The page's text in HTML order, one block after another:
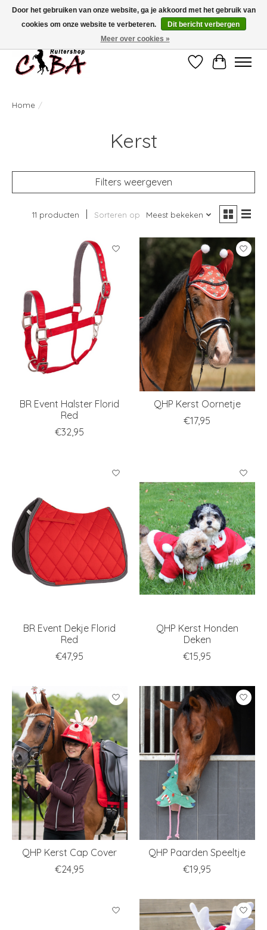
Bij vragen kan u ons contacteren op het nummer 011/60.67.34 ofciba@skynet.be
Ambachtstraat 22 A, 3530 Helchteren
Verlanglijst
Home /
Kerst
Filters weergeven
11 producten Sorteren op Meest bekeken
BR Event Halster Florid
Red
€32,95
QHP Kerst Oornetje
€17,95
BR Event Dekje Florid
Red
€47,95
QHP Kerst Honden
Deken
€15,95
QHP Kerst Cap Cover
€24,95
QHP Paarden Speeltje
€19,95
Door het gebruiken van onze website, ga je akkoord met het gebruik van
cookies om onze website te verbeteren.
Dit bericht verbergen
Meer over cookies »